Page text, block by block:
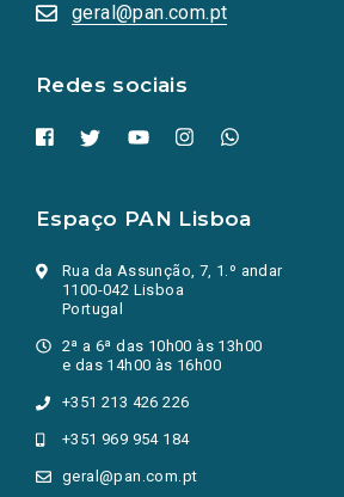
geral@pan.com.pt
Redes sociais
nova
Espaço PAN Lisboa
Rua da Assunção, 7, 1.º andar
1100-042 Lisboa
Portugal
2ª a 6ª das 10h00 às 13h00
e das 14h00 às 16h00
+351 213 426 226
+351 969 954 184
geral@pan.com.pt